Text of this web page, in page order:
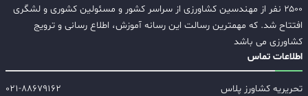
۲۵۰۰ نفر از مهندسین کشاورزی از سراسر کشور و مسئولین کشوری و لشگری
افتتاح شد. که مهمترین رسالت این رسانه آموزش، اطلاع رسانی و ترویج
کشاورزی می باشد
اطلاعات تماس
تحریریه کشاورز پلاس
۰۲۱-۸۸۶۷۹۱۶۲